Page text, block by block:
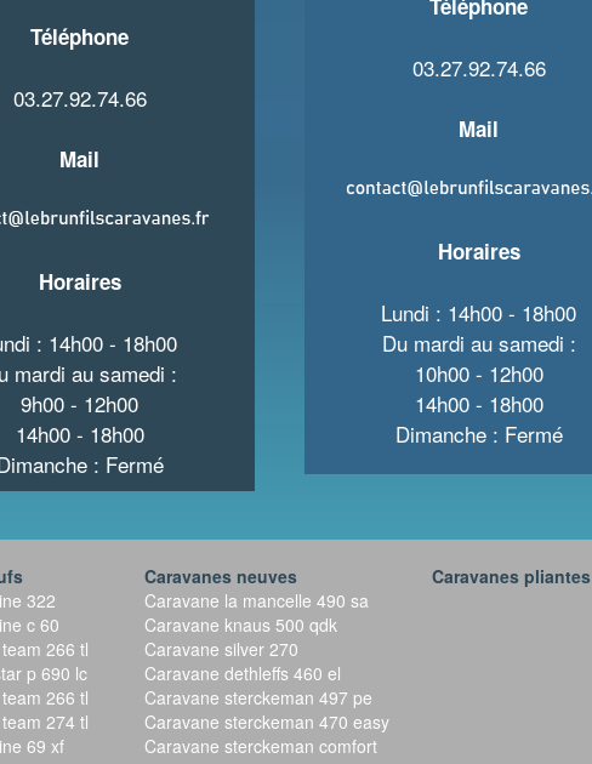
Téléphone
03.27.92.74.66
Mail
Horaires
: 14h00 - 18h00
mardi au samedi :
9h00 - 12h00
14h00 - 18h00
: Fermé
Téléphone
03.27.92.74.66
Mail
Horaires
Lundi : 14h00 - 18h00
Du mardi au samedi :
10h00 - 12h00
14h00 - 18h00
Dimanche : Fermé
322
c 60
266 tl
p 690 lc
266 tl
274 tl
69 xf
Caravanes neuves
Caravane la mancelle 490 sa
Caravane knaus 500 qdk
Caravane silver 270
Caravane dethleffs 460 el
Caravane sterckeman 497 pe
Caravane sterckeman 470 easy
Caravane sterckeman comfort
Caravanes pliantes